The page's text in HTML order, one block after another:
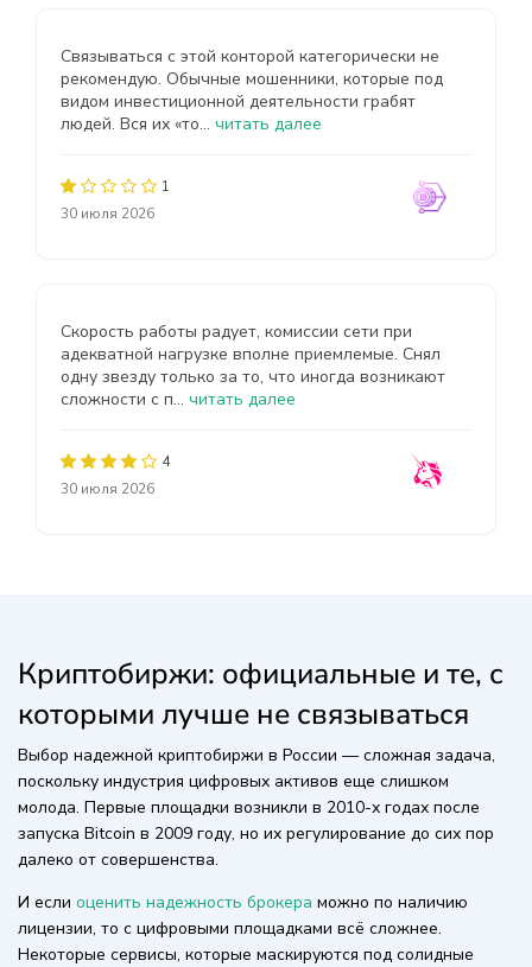
Связываться с этой конторой категорически не
рекомендую. Обычные мошенники, которые под
видом инвестиционной деятельности грабят
людей. Вся их «то... читать далее
1
30 июля 2026
Скорость работы радует, комиссии сети при
адекватной нагрузке вполне приемлемые. Снял
одну звезду только за то, что иногда возникают
сложности с п... читать далее
4
30 июля 2026
Криптобиржи: официальные и те, с
которыми лучше не связываться
Выбор надежной криптобиржи в России — сложная задача,
поскольку индустрия цифровых активов еще слишком
молода. Первые площадки возникли в 2010-х годах после
запуска Bitcoin в 2009 году, но их регулирование до сих пор
далеко от совершенства.
И если оценить надежность брокера можно по наличию
лицензии, то с цифровыми площадками всё сложнее.
Некоторые сервисы, которые маскируются под солидные